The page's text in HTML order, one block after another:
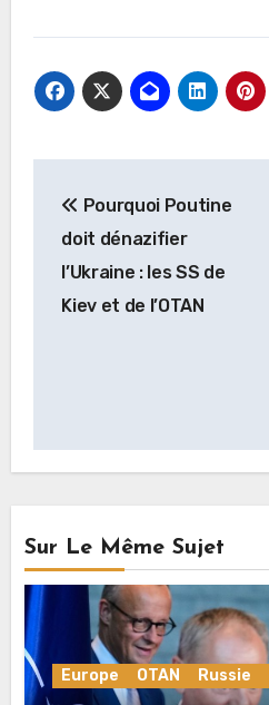
de
l’article
Pourquoi Poutine
doit dénazifier
l’Ukraine : les SS de
Kiev et de l’OTAN
Sur Le Même Sujet
Europe OTAN Russie